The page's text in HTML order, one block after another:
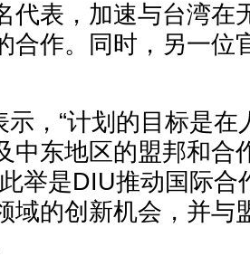
代表，加速与台湾在
合作。同时，另一位
示，“计划的目标是在
中东地区的盟邦和合
举是DIU推动国际合
域的创新机会，并与